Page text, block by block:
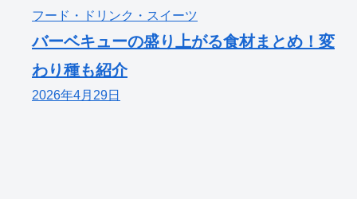
フード・ドリンク・スイーツ
バーベキューの盛り上がる食材まとめ！変
わり種も紹介
2026年4月29日